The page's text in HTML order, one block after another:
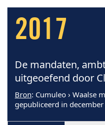
2017
De mandaten,
uitgeoefend door
Bron: Cumuleo › Waalse
gepubliceerd in